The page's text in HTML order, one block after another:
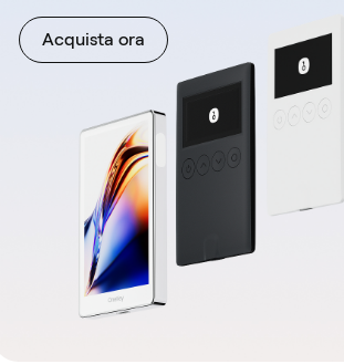
Acquista ora